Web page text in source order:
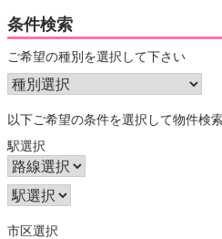
条件検索
ご希望の種別を選択して下さい
以下ご希望の条件を選択して物件検
駅選択
市区選択